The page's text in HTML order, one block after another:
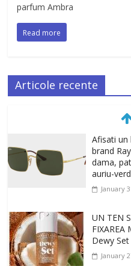
parfum Ambra
Read more
Articole recente
Afisati
brand
dama,
auriu-
January
UN TEN
FIXAREA
Dewy
January